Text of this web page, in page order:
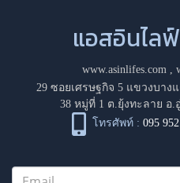
แอสอินไล
www.asinlifes.com,
29 ซอยเศรษฐกิจ 5 แขวงบาง
38 หมู่ที่ 1 ต.ยุ้งทะลาย อ.
โทรศัพท์ : 095